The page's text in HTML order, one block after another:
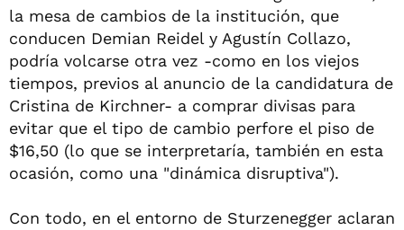
la mesa de cambios de la institución, que
conducen Demian Reidel y Agustín Collazo,
podría volcarse otra vez -como en los viejos
tiempos, previos al anuncio de la candidatura de
Cristina de Kirchner- a comprar divisas para
evitar que el tipo de cambio perfore el piso de
$16,50 (lo que se interpretaría, también en esta
ocasión, como una "dinámica disruptiva").
Con todo, en el entorno de Sturzenegger aclaran